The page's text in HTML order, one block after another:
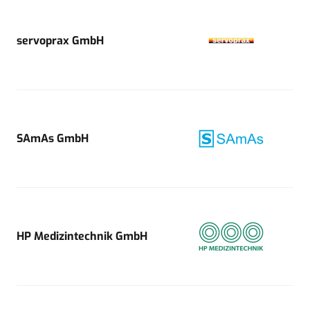
servoprax GmbH
SAmAs GmbH
HP Medizintechnik GmbH